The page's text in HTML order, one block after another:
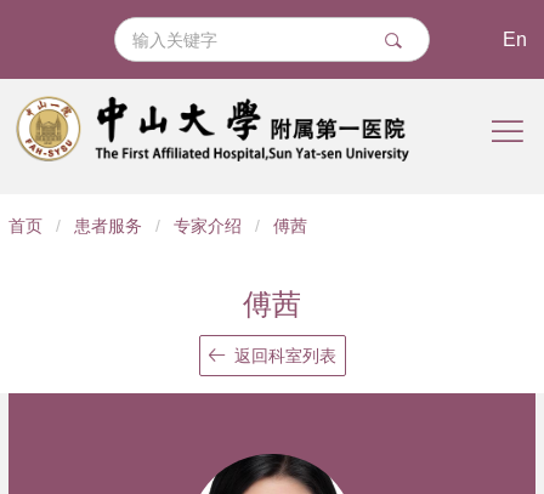
En
导
首页 / 患者服务 / 专家介绍 / 傅茜
傅茜
返回科室列表